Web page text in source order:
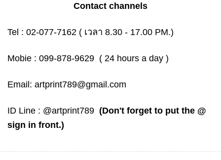
Contact channels
Tel : 02-077-7162 ( เวลา 8.30 - 17.00 PM.)
Mobie : 099-878-9629 ( 24 hours a day )
Email: artprint789@gmail.com
ID Line : @artprint789 (Don't forget to put the @
sign in front.)